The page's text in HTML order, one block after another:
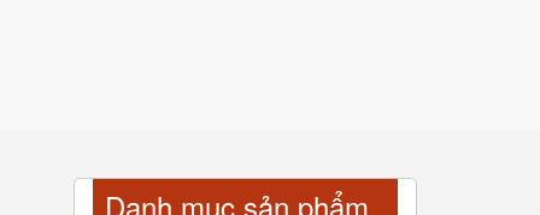
Danh mục sản phẩm